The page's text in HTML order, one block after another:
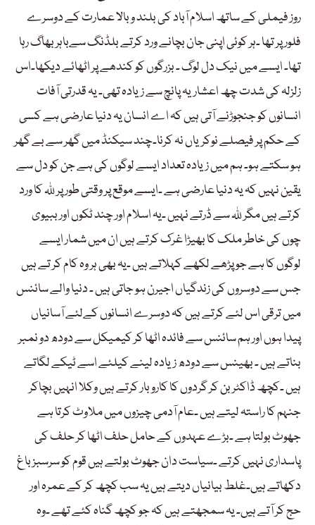
روز فیملی کے ساتھ اسلام آباد کی بلند و بالا عمارت کے دوسرے
فلور پر تھا ۔ہر کوئی اپنی جان بچانے ورد کرتے بلڈنگ سےباہر بھاگ رہا
تھا۔ ایسے میں نیک دل لوگ ۔ بزرگوں کو کندھے پر اٹھائے دیکھا۔اس
زلزلہ کی شدت چھ اعشاریہ پانچ سے زیادہ تھی۔ یہ قدرتی آفات
انسانوں کو جنجوڑنے آتی ہیں کہ اے انسان یہ دنیا عارضی ہے کسی
کے حکم پر فیصلے نوکریاں نہ کرنا۔چند سیکنڈ میں گھر سے بے گھر
ہو سکتے ہو۔ ہم میں زیادہ تعداد ایسے لوگوں کی ہے جن کو دل سے
یقین نہیں کہ یہ دنیا عارضی ہے ۔ایسے موقع پر وقتی طور پر للہ کا ورد
کرتے ہیں مگر للہ سے ڈرتے نہیں ۔یہ اسلام اور چند ٹکوں اور ببیوی
چوں کی خاطر ملک کا بھیڑا غرک کرتے ہیں ان میں شمار ایسے
لوگوں کا ہے جو پڑھے لکھے کہلاتے ہیں ۔یہ بھی ہر وہ کام کر تے ہیں
جس سے دوسروں کی زندگیاں اجیرن ہو جاتی ہیں ۔ دنیا والے سائنس
میں ترقی اس لئے کرتے ہیں کہ دوسرے انسانوں کےلئے آسانیاں
پیدا ہوں اور ہم سائنس سے فائدہ اٹھا کر کیمیکل سے دودھ دو نمبر
بناتے ہیں ۔ بھینس سے دودھ زیادہ لینے کیلئے اسے ٹیکے لگاتے
ہیں ۔کچھ ڈاکٹر بن کر گردوں کا کاروبار کرتے ہیں وکلا انہیں بچاکر
جنہم کا راستہ لیتے ہیں ۔عام آدمی چیزوں میں ملاوٹ کرتا ہے
جھوٹ بولتا ہے ۔بڑے عہدوں کے حامل حلف اٹھا کر حلف کی
پاسداری نہیں کرتے ۔سیاست دان جھوٹ بولتے ہیں قوم کو سرسبز باغ
دکھاتے ہیں۔غلط بیانیاں دیتے ہیں یہ سب کچھ کر کے عمرہ اور
حج کر آتے ہیں۔ یہ سمجھتے ہیں کہ جو کچھ گناہ کئے تھے ۔وہ